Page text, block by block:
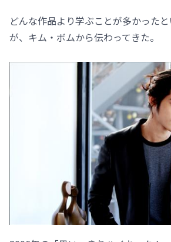
どんな作品より学ぶことが多かった
が、キム・ボムから伝わってきた。